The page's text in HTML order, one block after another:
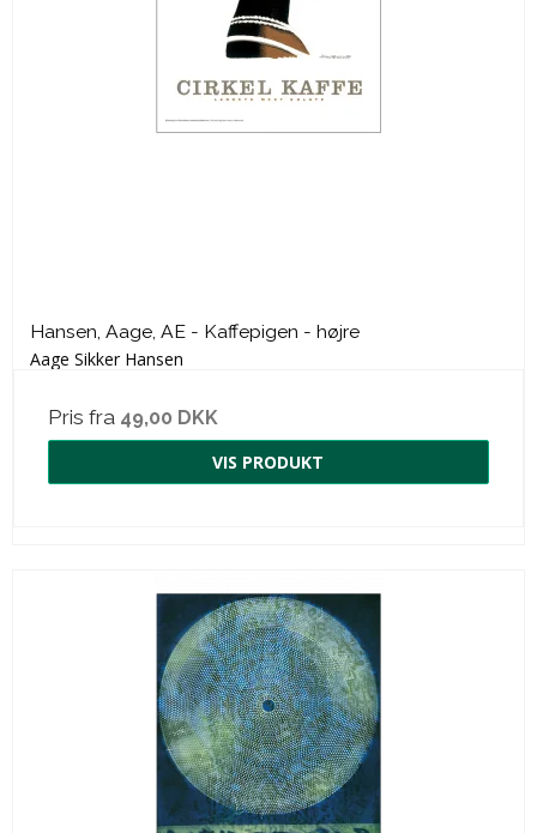
Hansen, Aage, AE - Kaffepigen - højre
Aage Sikker Hansen
Pris fra 49,00 DKK
VIS PRODUKT